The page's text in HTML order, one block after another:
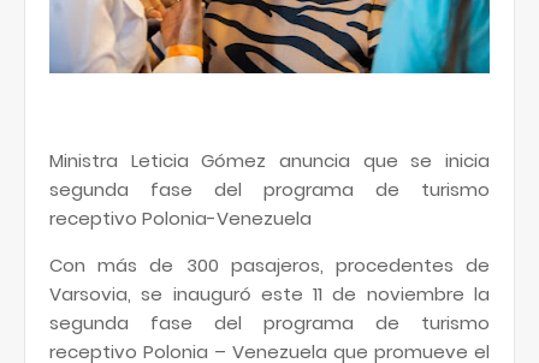
Ministra Leticia Gómez anuncia que se inicia
segunda fase del programa de turismo
receptivo Polonia-Venezuela
Con más de 300 pasajeros, procedentes de
Varsovia, se inauguró este 11 de noviembre la
segunda fase del programa de turismo
receptivo Polonia – Venezuela que promueve el